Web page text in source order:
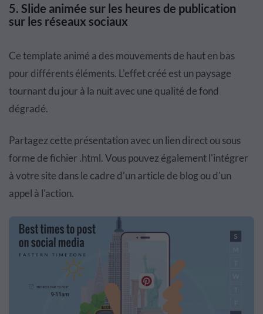
5. Slide animée sur les heures de publication
sur les réseaux sociaux
Ce template animé a des mouvements de haut en bas
pour différents éléments. L'effet créé est un paysage
tournant du jour à la nuit avec une qualité de fond
dégradé.
Partagez cette présentation avec un lien direct ou sous
forme de fichier .html. Vous pouvez également l'intégrer
à votre site dans le cadre d'un article de blog ou d'un
appel à l'action.